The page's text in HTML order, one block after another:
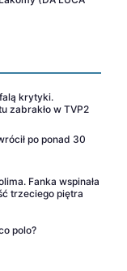
krytyki.
zabrakło w TVP2
po ponad 30
Fanka wspinała
trzeciego piętra
polo?